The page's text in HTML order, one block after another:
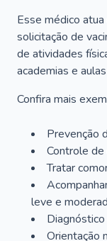
Esse médico
solicitação de
de atividades
academias e
Confira mais
Prevenção
Controle
Tratar
leve e
Orientação